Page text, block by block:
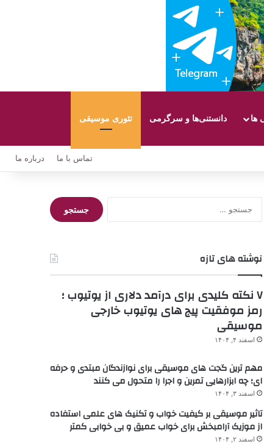
ها دانستنی‌ها و سرگرمی تئوری موسیقی
تماس با ما درباره ما
جستجو
برای:
نوشته های تازه
۷ نکته کلیدی برای درآمد دلاری از یوتیوب ؛
رمز موفقیت پیج های یوتیوب خارجی
موسیقی
اسفند ۴, ۱۴۰۴
مهم ترین گجت های موسیقی برای نوازندگان مبتدی و حرفه
ای؛ چه ابزارهایی تمرین و اجرا را متحول می کنند
اسفند ۳, ۱۴۰۴
تاثیر موسیقی بر کیفیت خواب و تکنیک های علمی استفاده
از موزیک آرامبخش برای خواب عمیق و بی خوابی کمتر
اسفند ۲, ۱۴۰۴